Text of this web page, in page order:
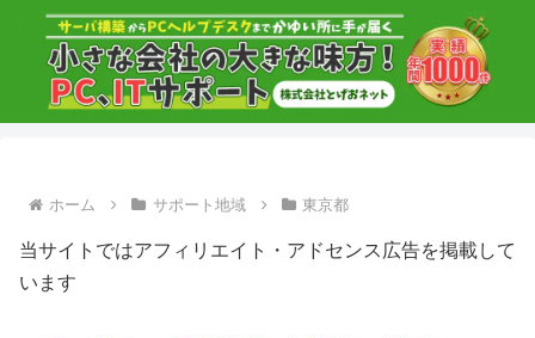
ホーム サポート地域 東京都
当サイトではアフィリエイト・アドセンス広告を掲載して
います